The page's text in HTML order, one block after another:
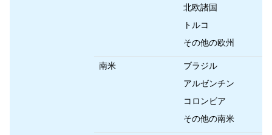
北欧諸国
トルコ
その他の欧州
南米
ブラジル
アルゼンチン
コロンビア
その他の南米